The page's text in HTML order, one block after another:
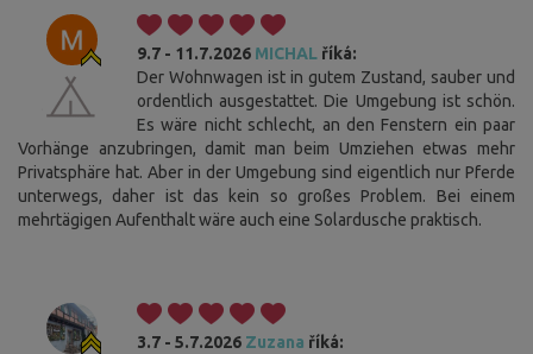
9.7 - 11.7.2026 MICHAL říká:
Der Wohnwagen ist in gutem Zustand, sauber und
ordentlich ausgestattet. Die Umgebung ist schön.
Es wäre nicht schlecht, an den Fenstern ein paar
Vorhänge anzubringen, damit man beim Umziehen etwas mehr
Privatsphäre hat. Aber in der Umgebung sind eigentlich nur Pferde
unterwegs, daher ist das kein so großes Problem. Bei einem
mehrtägigen Aufenthalt wäre auch eine Solardusche praktisch.
3.7 - 5.7.2026 Zuzana říká: